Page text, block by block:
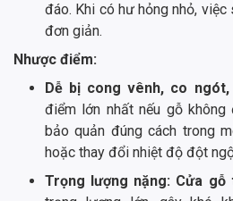
đáo. Khi có hư hỏng nhỏ,
đơn giản.
Nhược điểm:
Dễ bị cong vênh, co
điểm lớn nhất nếu gỗ
bảo quản đúng cách trong
hoặc thay đổi nhiệt độ đột
Trọng lượng nặng: Cửa gỗ